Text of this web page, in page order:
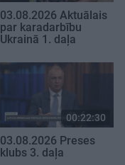
03.08.2026 Aktuālais
par karadarbību
Ukrainā 1. daļa
00:22:30
03.08.2026 Preses
klubs 3. daļa